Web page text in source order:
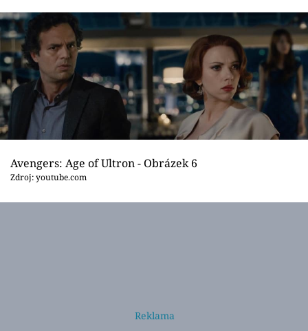
Avengers: Age of Ultron - Obrázek 6
Zdroj: youtube.com